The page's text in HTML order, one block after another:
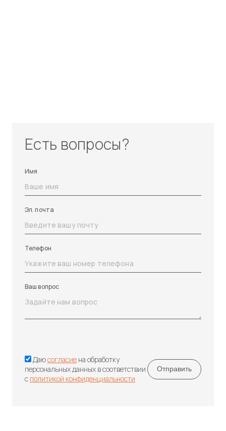
Есть вопросы?
Имя
Эл. почта
Телефон
Ваш вопрос
Даюсогласие на обработку
персональных данных в соответствии
с политикой конфиденциальности